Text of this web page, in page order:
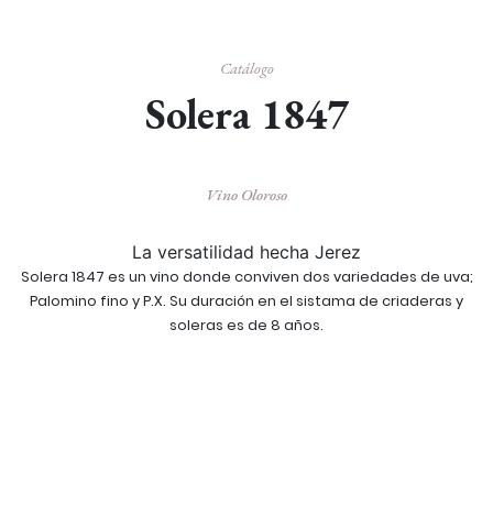
Catálogo
Solera 1847
Vino Oloroso
La versatilidad hecha Jerez
Solera 1847 es un vino donde conviven dos variedades de uva;
Palomino fino y P.X. Su duración en el sistama de criaderas y
soleras es de 8 años.